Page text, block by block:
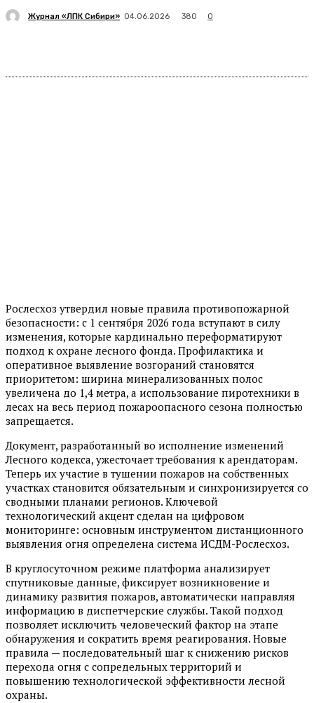
Журнал «ЛПК Сибири» 04.06.2026 380 0
Рослесхоз утвердил новые правила противопожарной
безопасности: с 1 сентября 2026 года вступают в силу
изменения, которые кардинально переформатируют
подход к охране лесного фонда. Профилактика и
оперативное выявление возгораний становятся
приоритетом: ширина минерализованных полос
увеличена до 1,4 метра, а использование пиротехники в
лесах на весь период пожароопасного сезона полностью
запрещается.
Документ, разработанный во исполнение изменений
Лесного кодекса, ужесточает требования к арендаторам.
Теперь их участие в тушении пожаров на собственных
участках становится обязательным и синхронизируется со
сводными планами регионов. Ключевой
технологический акцент сделан на цифровом
мониторинге: основным инструментом дистанционного
выявления огня определена система ИСДМ-Рослесхоз.
В круглосуточном режиме платформа анализирует
спутниковые данные, фиксирует возникновение и
динамику развития пожаров, автоматически направляя
информацию в диспетчерские службы. Такой подход
позволяет исключить человеческий фактор на этапе
обнаружения и сократить время реагирования. Новые
правила — последовательный шаг к снижению рисков
перехода огня с сопредельных территорий и
повышению технологической эффективности лесной
охраны.